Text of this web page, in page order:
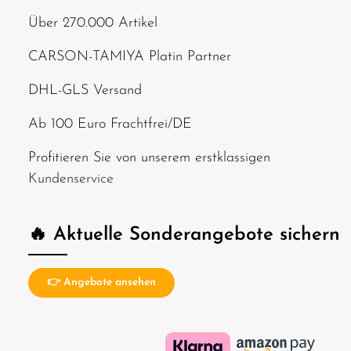
Extreme ESC Schnellstartanleitung Optionales 34-
Zahn-Höchstgeschwindigkeitsritzel Benötigtes Zubehör
AA-Batterien für Sender ACHTUNG! Nicht für Kinder
unter 14 Jahren geeignet. Benutzung nur unter
🔥 Aktuelle Sonderangebote sichern
👉 Angebote ansehen
Über 270.000 Artikel
CARSON-TAMIYA Platin Partner
DHL-GLS Versand
Ab 100 Euro Frachtfrei/DE
Profitieren Sie von unserem erstklassigen
Kundenservice